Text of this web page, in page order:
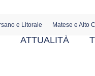
e Litorale Matese e Alto
ATTUALITÀ